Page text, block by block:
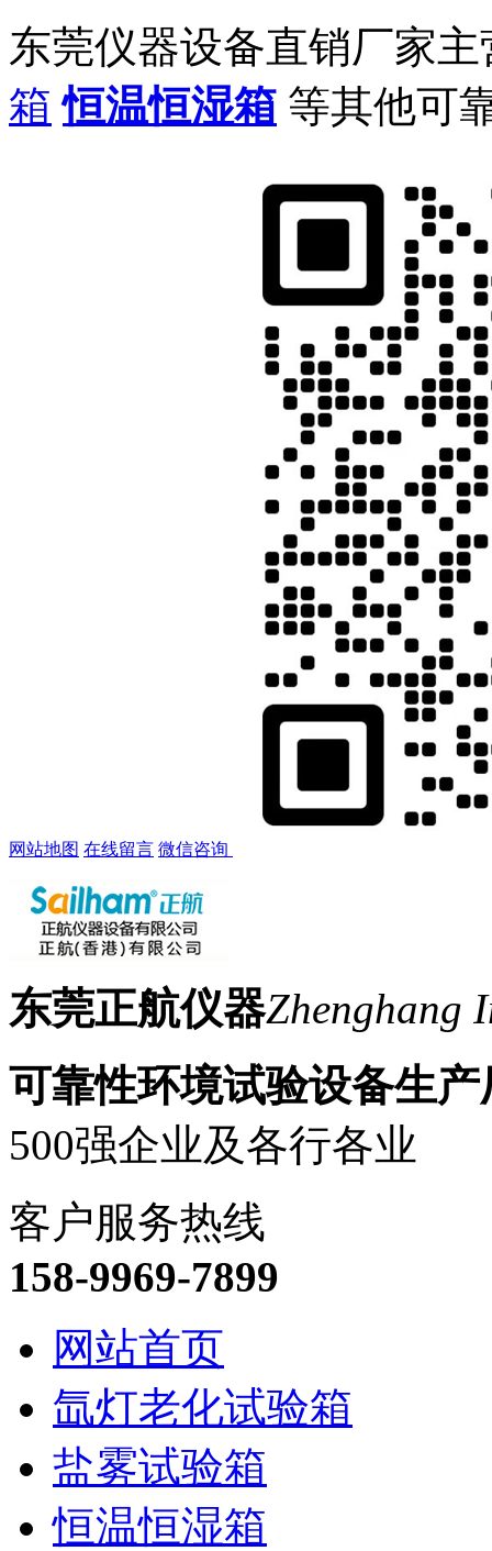
东莞仪器设备直销厂家
箱 恒温恒湿箱 等其他可
网站地图 在线留言 微信咨询
东莞正航仪器Zhenghang
可靠性环境试验设备生产
500强企业及各行各业
客户服务热线
158-9969-7899
网站首页
氙灯老化试验箱
盐雾试验箱
恒温恒湿箱